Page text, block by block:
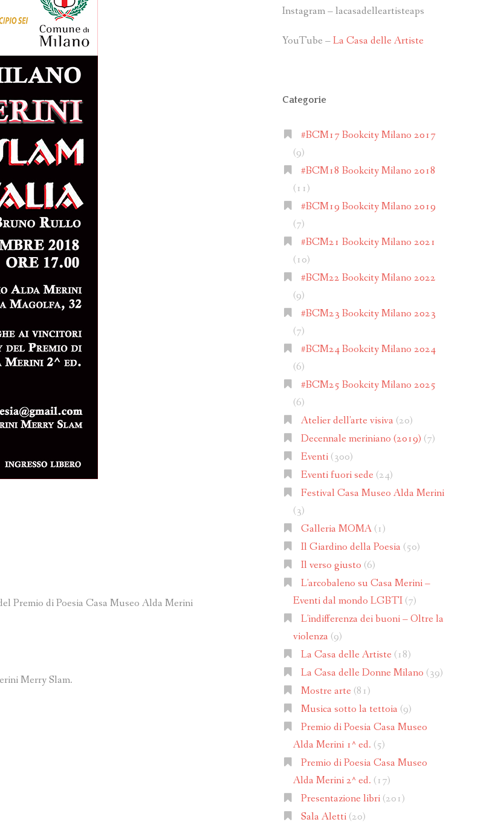
Premio di Poesia Casa Museo Alda Merini
Merry Slam.
Instagram – lacasadelleartisteaps
YouTube –La Casa delle Artiste
Categorie
#BCM17 Bookcity Milano 2017
(9)
#BCM18 Bookcity Milano 2018
(11)
#BCM19 Bookcity Milano 2019
(7)
#BCM21 Bookcity Milano 2021
(10)
#BCM22 Bookcity Milano 2022
(9)
#BCM23 Bookcity Milano 2023
(7)
#BCM24 Bookcity Milano 2024
(6)
#BCM25 Bookcity Milano 2025
(6)
Atelier dell'arte visiva (20)
Decennale meriniano (2019) (7)
Eventi(300)
Eventi fuori sede (24)
Festival Casa Museo Alda Merini
(3)
Galleria MOMA(1)
Il Giardino della Poesia (50)
Il verso giusto (6)
L'arcobaleno su Casa Merini –
Eventi dal mondo LGBTI(7)
L'indifferenza dei buoni – Oltre la
violenza (9)
La Casa delle Artiste (18)
La Casa delle Donne Milano (39)
Mostre arte (81)
Musica sotto la tettoia (9)
Premio di Poesia Casa Museo
Alda Merini 1^ ed. (5)
Premio di Poesia Casa Museo
Alda Merini 2^ ed. (17)
Presentazione libri(201)
Sala Aletti(20)